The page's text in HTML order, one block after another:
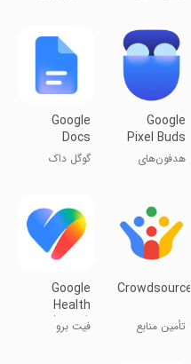
Google
Pixel Buds
هدفون‌های
Google
Docs
گوگل داک
Crowdsource
تأمین منابع
Google
Health
(Fitbit)
فیت برو